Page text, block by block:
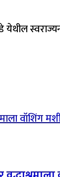
येथील